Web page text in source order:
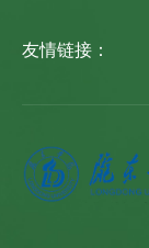
友情链接：